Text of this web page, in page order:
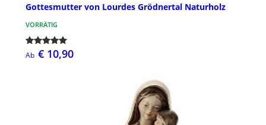
Gottesmutter von Lourdes Grödnertal Naturholz
VORRÄTIG
Ab € 10,90